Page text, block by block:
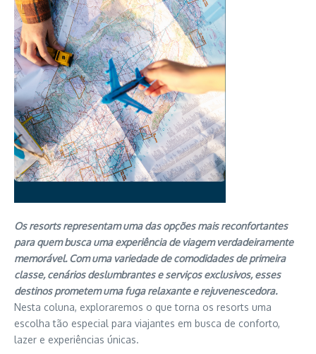
Os resorts representam uma das opções mais reconfortantes
para quem busca uma experiência de viagem verdadeiramente
memorável. Com uma variedade de comodidades de primeira
classe, cenários deslumbrantes e serviços exclusivos, esses
destinos prometem uma fuga relaxante e rejuvenescedora.
Nesta coluna, exploraremos o que torna os resorts uma
escolha tão especial para viajantes em busca de conforto,
lazer e experiências únicas.